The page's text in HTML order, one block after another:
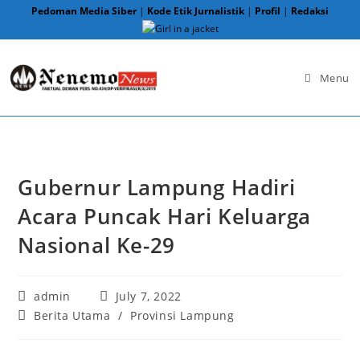
Pedoman Media Siber| Kode Etik Jurnalistik | Profil | Redaksi
Menu
Gubernur Lampung Hadiri
Acara Puncak Hari Keluarga
Nasional Ke-29
Post
author:
admin
Post
published:
July 7, 2022
PostBerita Utama / Provinsi Lampung